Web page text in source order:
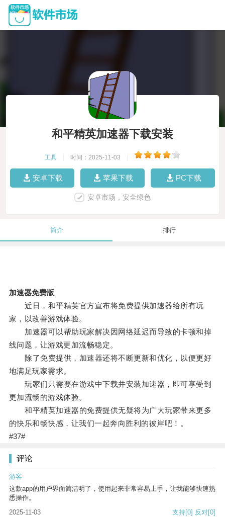
和平精英加速器下载安装
工具 时间：2025-11-03
安卓下载 苹果下载 PC下载
安卓市场，安全绿色
简介 排行
加速器免费版
近日，和平精英官方宣布将免费提供加速器给所有玩
家，以改善游戏体验。
加速器可以帮助玩家解决因网络延迟而导致的卡顿和掉
线问题，让游戏更加流畅稳定。
除了免费提供，加速器还将不断更新和优化，以便更好
地满足玩家需求。
玩家们只需要在游戏中下载并安装加速器，即可享受到
更加流畅的游戏体验。
和平精英加速器的免费提供无疑将为广大玩家带来更多
的快乐和畅快感，让我们一起奔向胜利的彼岸吧！。
#37#
评论
游客
这款app的用户界面简洁明了，使用起来非常容易上手，让我能够快速熟
悉操作。
2025-11-03
支持[0] 反对[0]